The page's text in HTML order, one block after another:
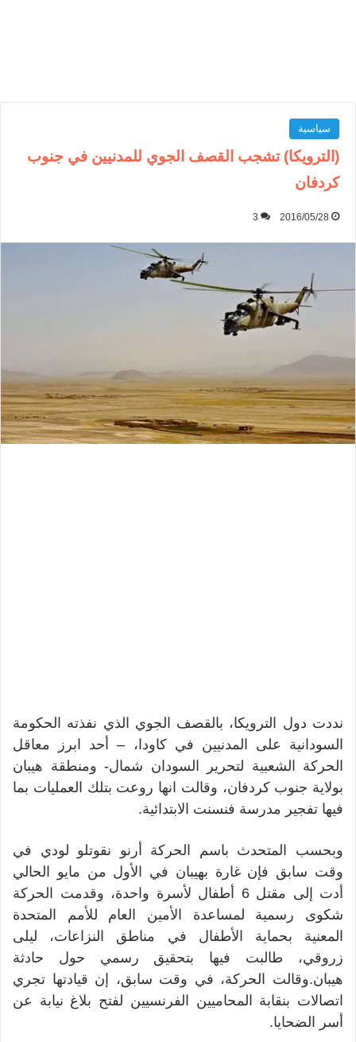
سياسية
(الترويكا) تشجب القصف الجوي للمدنيين في جنوب
كردفان
2016/05/28
3
نددت دول الترويكا، بالقصف الجوي الذي نفذته الحكومة
السودانية على المدنيين في كاودا، – أحد ابرز معاقل
الحركة الشعبية لتحرير السودان شمال- ومنطقة هيبان
بولاية جنوب كردفان، وقالت انها روعت بتلك العمليات بما
فيها تفجير مدرسة فنسنت الابتدائية.
وبحسب المتحدث باسم الحركة أرنو نقوتلو لودي في
وقت سابق فإن غارة بهيبان في الأول من مايو الحالي
أدت إلى مقتل 6 أطفال لأسرة واحدة، وقدمت الحركة
شكوى رسمية لمساعدة الأمين العام للأمم المتحدة
المعنية بحماية الأطفال في مناطق النزاعات، ليلى
زروقي، طالبت فيها بتحقيق رسمي حول حادثة
هيبان.وقالت الحركة، في وقت سابق، إن قيادتها تجري
اتصالات بنقابة المحاميين الفرنسيين لفتح بلاغ نيابة عن
أسر الضحايا.